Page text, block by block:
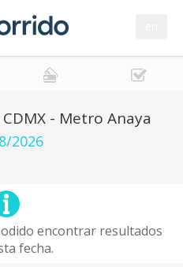
- Metro Anaya
2026
encontrar resultados
fecha.